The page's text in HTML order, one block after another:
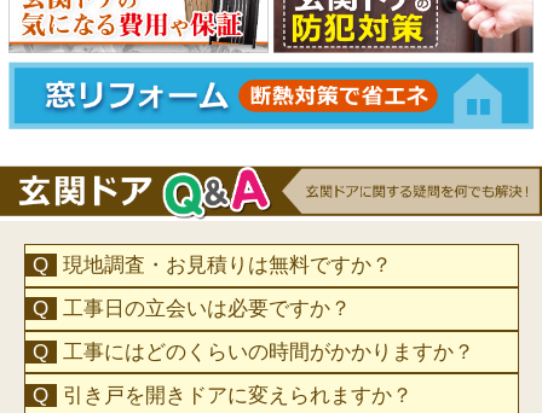
現地調査・お見積りは無料ですか？
工事日の立会いは必要ですか？
工事にはどのくらいの時間がかかりますか？
引き戸を開きドアに変えられますか？